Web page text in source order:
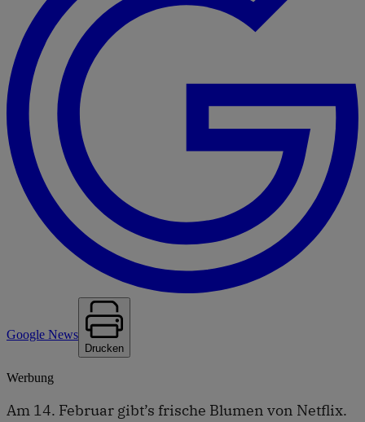
Google News
Drucken
Werbung
Am 14. Februar gibt’s frische Blumen von Netflix.